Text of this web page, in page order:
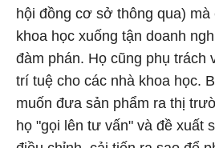
hội đồng cơ sở thông qua)
khoa học xuống tận doanh
đàm phán. Họ cũng phụ trách
trí tuệ cho các nhà khoa học.
muốn đưa sản phẩm ra thị
họ "gọi lên tư vấn" và đề xuất